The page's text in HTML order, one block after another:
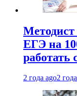
ЕГЭ на
работать
2 года ago2